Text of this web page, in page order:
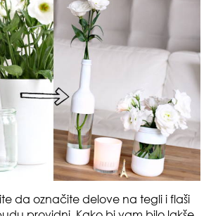
da označite delove na tegli i flaši